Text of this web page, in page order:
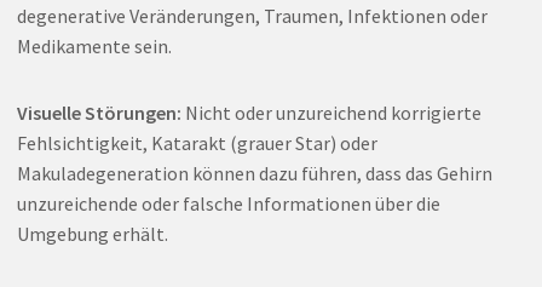
degenerative Veränderungen, Traumen, Infektionen oder
Medikamente sein.
Visuelle Störungen: Nicht oder unzureichend korrigierte
Fehlsichtigkeit, Katarakt (grauer Star) oder
Makuladegeneration können dazu führen, dass das Gehirn
unzureichende oder falsche Informationen über die
Umgebung erhält.